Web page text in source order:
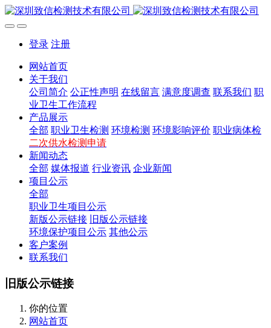
登录 注册
网站首页
关于我们
公司简介 公正性声明 在线留言 满意度调查 联系我们 职
业卫生工作流程
产品展示
全部 职业卫生检测 环境检测 环境影响评价 职业病体检
二次供水检测申请
新闻动态
全部 媒体报道 行业资讯 企业新闻
项目公示
全部
职业卫生项目公示
新版公示链接
旧版公示链接
环境保护项目公示 其他公示
客户案例
联系我们
旧版公示链接
你的位置
网站首页